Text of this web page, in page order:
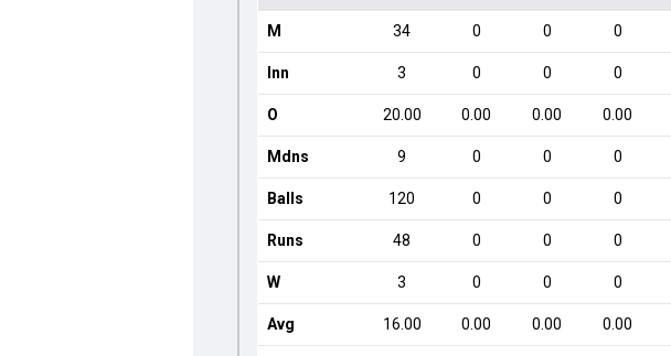
M 34 0 0 0
Inn 3 0 0 0
O 20.00 0.00 0.00 0.00
Mdns 9 0 0 0
Balls 120 0 0 0
Runs 48 0 0 0
W 3 0 0 0
Avg 16.00 0.00 0.00 0.00